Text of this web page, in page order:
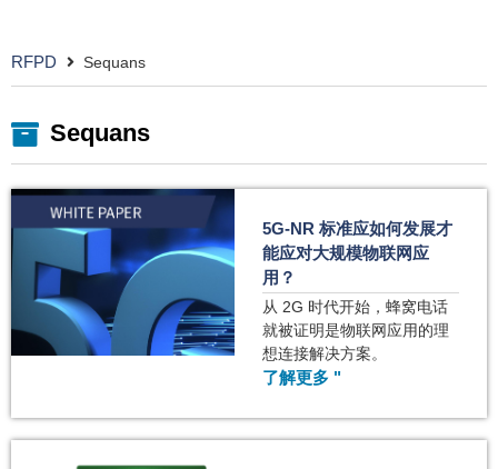
RFPD Sequans
Sequans
5G-NR 标准应如何发展才
能应对大规模物联网应
用？
从 2G 时代开始，蜂窝电话
就被证明是物联网应用的理
想连接解决方案。
了解更多 "